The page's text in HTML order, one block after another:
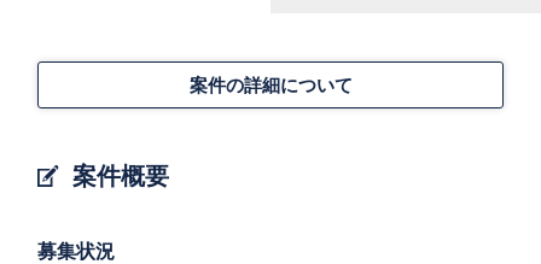
案件概要
案件の詳細について
募集状況